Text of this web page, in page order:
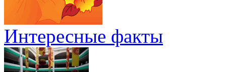
Интересные факты